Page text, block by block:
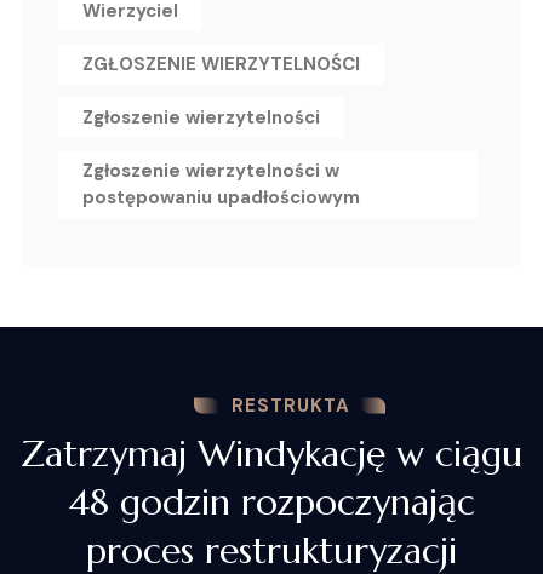
Wierzyciel
ZGŁOSZENIE WIERZYTELNOŚCI
Zgłoszenie wierzytelności
Zgłoszenie wierzytelności w
postępowaniu upadłościowym
RESTRUKTA
Zatrzymaj Windykację w ciągu
48 godzin rozpoczynając
proces restrukturyzacji